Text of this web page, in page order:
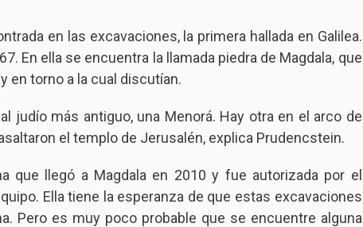
en las excavaciones, la primera hallada en Galilea.
En ella se encuentra la llamada piedra de Magdala, que
en torno a la cual discutían.
judío más antiguo, una Menorá. Hay otra en el arco de
el templo de Jerusalén, explica Prudencstein.
que llegó a Magdala en 2010 y fue autorizada por el
Ella tiene la esperanza de que estas excavaciones
Pero es muy poco probable que se encuentre alguna